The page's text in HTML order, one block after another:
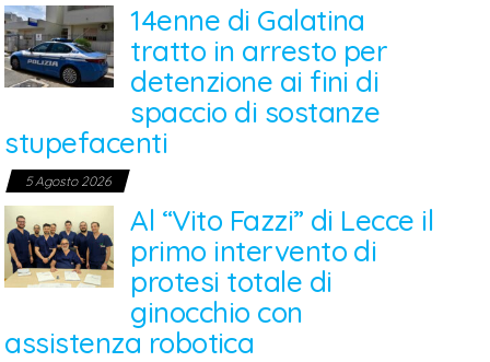
14enne di Galatina
tratto in arresto per
detenzione ai fini di
spaccio di sostanze
stupefacenti
5 Agosto 2026
Al “Vito Fazzi” di Lecce il
primo intervento di
protesi totale di
ginocchio con
assistenza robotica